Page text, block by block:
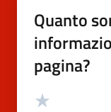
Quanto
pagina?
Valutazione